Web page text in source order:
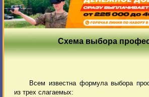
Схема выбора
Всем известна формула выбора
из трех слагаемых: